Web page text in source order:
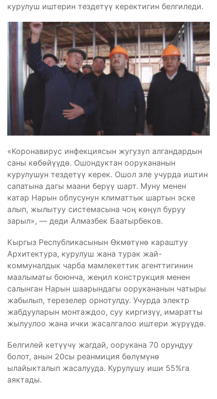
курулуш иштерин тездетүү керектигин белгиледи.
«Коронавирус инфекциясын жугузуп алгандардын
саны көбөйүүдө. Ошондуктан оорукананын
курулушун тездетүү керек. Ошол эле учурда иштин
сапатына дагы маани берүү шарт. Муну менен
катар Нарын облусунун климаттык шартын эске
алып, жылытуу системасына чоң көңүл буруу
зарыл», — деди Алмазбек Баатырбеков.
Кыргыз Республикасынын Өкмөтүнө караштуу
Архитектура, курулуш жана турак жай-
коммуналдык чарба мамлекеттик агенттигинин
маалыматы боюнча, жеңил конструкция менен
салынган Нарын шаарындагы оорукананын чатыры
жабылып, терезелер орнотулду. Учурда электр
жабдууларын монтаждоо, суу киргизүү, имаратты
жылуулоо жана ички жасалгалоо иштери жүрүүдө.
Белгилей кетүүчү жагдай, оорукана 70 орундуу
болот, анын 20сы реанмиция бөлүмүнө
ылайыкталып жасалууда. Курулушу иши 55%га
аяктады.